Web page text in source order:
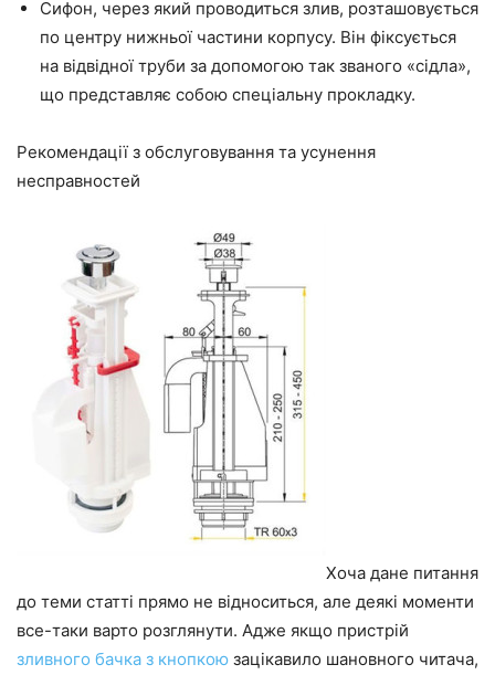
Сифон, через який проводиться злив, розташовується
по центру нижньої частини корпусу. Він фіксується
на відвідної труби за допомогою так званого «сідла»,
що представляє собою спеціальну прокладку.
Рекомендації з обслуговування та усунення
несправностей
Хоча дане питання
до теми статті прямо не відноситься, але деякі моменти
все-таки варто розглянути. Адже якщо пристрій
зливного бачка з кнопкою зацікавило шановного читача,